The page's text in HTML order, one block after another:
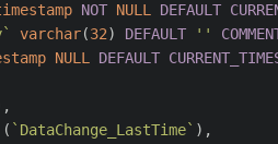
NOT NULL DEFAULT
varchar(32) DEFAULT ''
NULL DEFAULT
( `DataChange_LastTime` ),